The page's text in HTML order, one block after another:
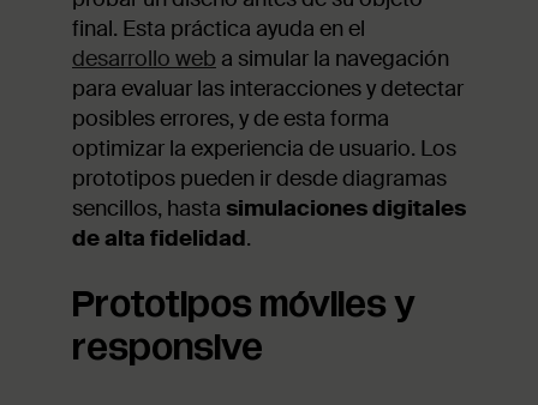
final. Esta práctica ayuda en el
desarrollo web a simular la navegación
para evaluar las interacciones y detectar
posibles errores, y de esta forma
optimizar la experiencia de usuario. Los
prototipos pueden ir desde diagramas
sencillos, hasta simulaciones digitales
de alta fidelidad.
Prototipos móviles y
responsive